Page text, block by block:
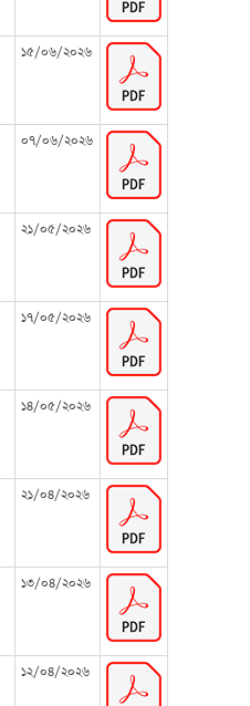
১৫/০৬/২০২৬
০৭/০৬/২০২৬
২১/০৫/২০২৬
১৭/০৫/২০২৬
১৪/০৫/২০২৬
২১/০৪/২০২৬
১৩/০৪/২০২৬
১২/০৪/২০২৬